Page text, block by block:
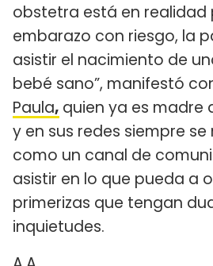
obstetra está en realidad
embarazo con riesgo, la
asistir el nacimiento de
bebé sano”, manifestó
Paula, quien ya es madre
y en sus redes siempre
como un canal de
asistir en lo que pueda a
primerizas que tengan
inquietudes.